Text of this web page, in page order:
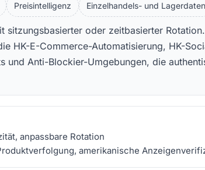
Preisintelligenz Einzelhandels- und Lagerdaten
sitzungsbasierter oder zeitbasierter
HK-E-Commerce-Automatisierung, HK-
und Anti-Blockier-Umgebungen, die
anpassbare Rotation
amerikanische